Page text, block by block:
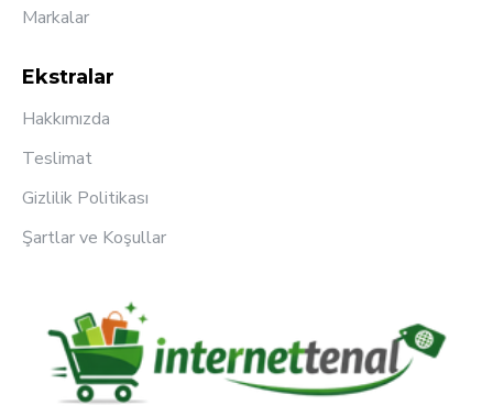
Markalar
Ekstralar
Hakkımızda
Teslimat
Gizlilik Politikası
Şartlar ve Koşullar